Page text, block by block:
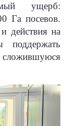
ущерб:
Га посевов.
действия на
поддержать